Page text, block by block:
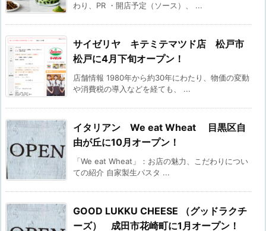
わり、PR ・開店予定（ソース）、 ...
サイゼリヤ キテミテマツド店 松戸市
松戸に4月下旬オープン！
店舗情報 1980年から約30年にわたり、物価の変動
や消費税の導入などを経ても、 ...
イタリアン We eat Wheat 目黒区自
由が丘に10月オープン！
「We eat Wheat」：お店の魅力、こだわりについ
ての紹介 自家製生パスタ ...
GOOD LUKKU CHEESE （グッドラクチ
ーズ） 成田市花崎町に1月オープン！